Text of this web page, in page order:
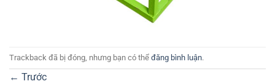
Trackback đã bị đóng, nhưng bạn có thể đăng bình luận.
← Trước